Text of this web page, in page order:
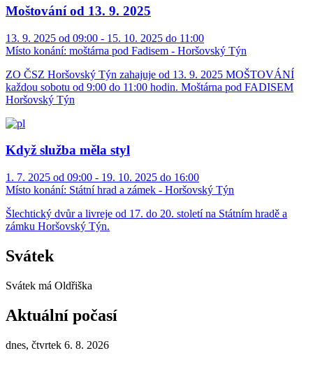
Moštování od 13. 9. 2025
13. 9. 2025 od 09:00 - 15. 10. 2025 do 11:00
Místo konání: moštárna pod Fadisem - Horšovský Týn
ZO ČSZ Horšovský Týn zahajuje od 13. 9. 2025 MOŠTOVÁNÍ
každou sobotu od 9:00 do 11:00 hodin. Moštárna pod FADISEM
Horšovský Týn
Když služba měla styl
1. 7. 2025 od 09:00 - 19. 10. 2025 do 16:00
Místo konání: Státní hrad a zámek - Horšovský Týn
Šlechtický dvůr a livreje od 17. do 20. století na Státním hradě a
zámku Horšovský Týn.
Svátek
Svátek má Oldřiška
Aktuální počasí
dnes, čtvrtek 6. 8. 2026